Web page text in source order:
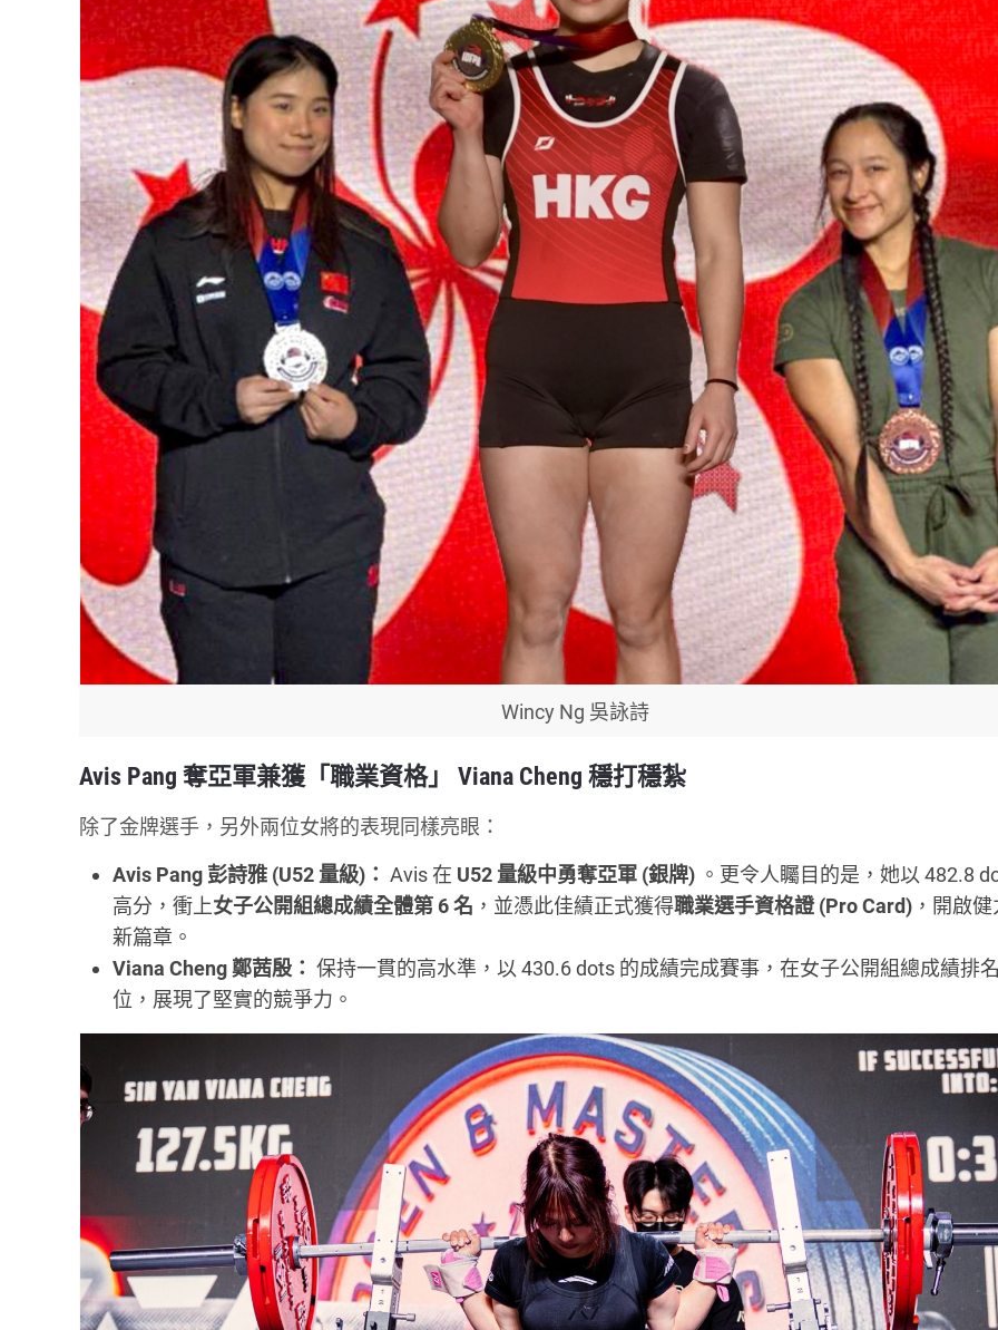
Wincy Ng 吳詠詩
Avis Pang 奪亞軍兼獲「職業資格」 Viana Cheng 穩打穩紮
除了金牌選手，另外兩位女將的表現同樣亮眼：
Avis Pang 彭詩雅 (U52 量級)： Avis 在 U52 量級中勇奪亞軍 (銀牌) 。更令人矚目的是，她以 482.8
高分，衝上女子公開組總成績全體第 6 名 ，並憑此佳績正式獲得職業選手資格證 (Pro Card) ，開啟
新篇章。
Viana Cheng 鄭茜殷： 保持一貫的高水準，以 430.6 dots 的成績完成賽事，在女子公開組總成績排
位，展現了堅實的競爭力。